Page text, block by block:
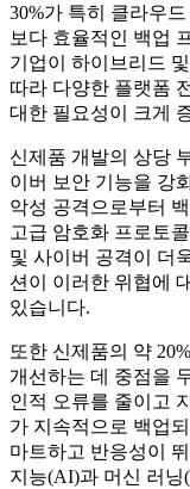
30%가 특히 클라우
보다 효율적인 백업
기업이 하이브리드
따라 다양한 플랫폼
대한 필요성이 크게
신제품 개발의 상당
이버 보안 기능을 강
악성 공격으로부터
고급 암호화 프로토
및 사이버 공격이 더
션이 이러한 위협에
있습니다.
또한 신제품의 약
개선하는 데 중점을
인적 오류를 줄이고
가 지속적으로 백업
마트하고 반응성이
지능(AI)과 머신 러